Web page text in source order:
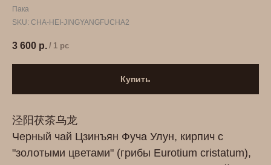
Пака
SKU: СHA-HEI-JINGYANGFUCHA2
3 600 р. / 1 pc
Купить
泾阳茯茶乌龙
Черный чай Цзинъян Фуча Улун, кирпич с
"золотыми цветами" (грибы Eurotium cristatum),